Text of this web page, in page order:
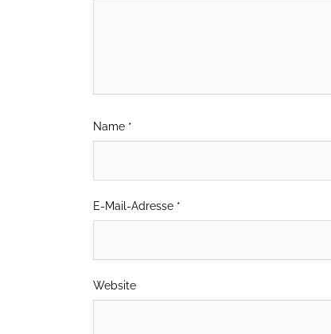
Name *
E-Mail-Adresse *
Website